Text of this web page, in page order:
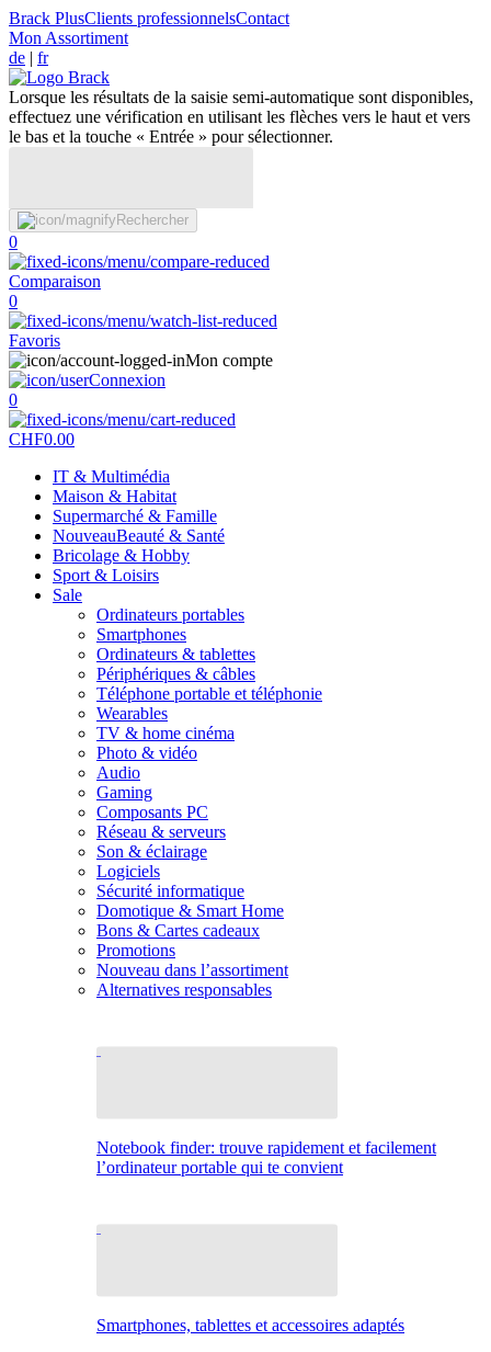
Brack PlusClients professionnelsContact
Mon Assortiment
de | fr
Lorsque les résultats de la saisie semi-automatique sont disponibles,
effectuez une vérification en utilisant les flèches vers le haut et vers
le bas et la touche « Entrée » pour sélectionner.
Rechercher
0
Comparaison
0
Favoris
Mon compte
Connexion
0
CHF0.00
IT & Multimédia
Maison & Habitat
Supermarché & Famille
NouveauBeauté & Santé
Bricolage & Hobby
Sport & Loisirs
Sale
Ordinateurs portables
Smartphones
Ordinateurs & tablettes
Périphériques & câbles
Téléphone portable et téléphonie
Wearables
TV & home cinéma
Photo & vidéo
Audio
Gaming
Composants PC
Réseau & serveurs
Son & éclairage
Logiciels
Sécurité informatique
Domotique & Smart Home
Bons & Cartes cadeaux
Promotions
Nouveau dans l’assortiment
Alternatives responsables
Notebook finder: trouve rapidement et facilement
l’ordinateur portable qui te convient
Smartphones, tablettes et accessoires adaptés